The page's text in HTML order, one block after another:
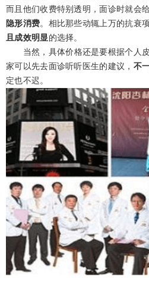
而且他们收费特别透明，面诊时就会
隐形消费。相比那些动辄上万的抗衰
且成效明显的选择。
当然，具体价格还是要根据个人
家可以先去面诊听听医生的建议， 不
定也不迟。